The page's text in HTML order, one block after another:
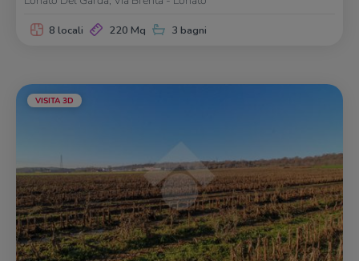
8 locali 220 Mq 3 bagni
VISITA 3D